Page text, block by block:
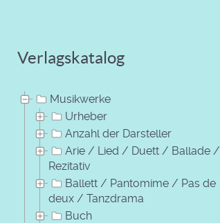
Verlagskatalog
Musikwerke
Urheber
Anzahl der Darsteller
Arie / Lied / Duett / Ballade /
Rezitativ
Ballett / Pantomime / Pas de
deux / Tanzdrama
Buch